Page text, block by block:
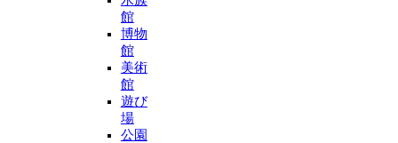
館
博物
館
美術
館
遊び
場
公園